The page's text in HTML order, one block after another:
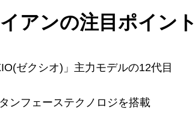
アンの注目ポイン
ゼクシオ)」主力モデルの12代目
ンフェーステクノロジを搭載